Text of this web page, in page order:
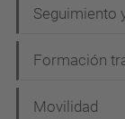
g
a
Seguimiento
Formación
Movilidad